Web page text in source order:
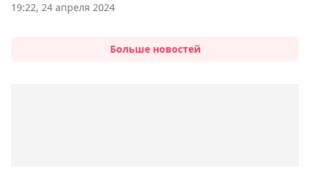
19:22, 24 апреля 2024
Больше новостей